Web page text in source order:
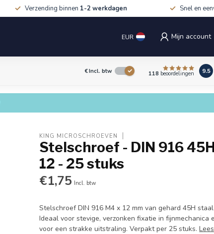
Verzending binnen 1-2 werkdagen Snel en
EUR Mijn account
€Incl. btw 118 beoordelingen 9.5
KING MICROSCHROEVEN
Stelschroef - DIN 916
12 - 25 stuks
€1,75 Incl. btw
Stelschroef DIN 916 M4 x 12 mm van gehard 45H
Ideaal voor stevige, verzonken fixatie in
voor een strakke uitstraling. Verpakt per 25 stuks.